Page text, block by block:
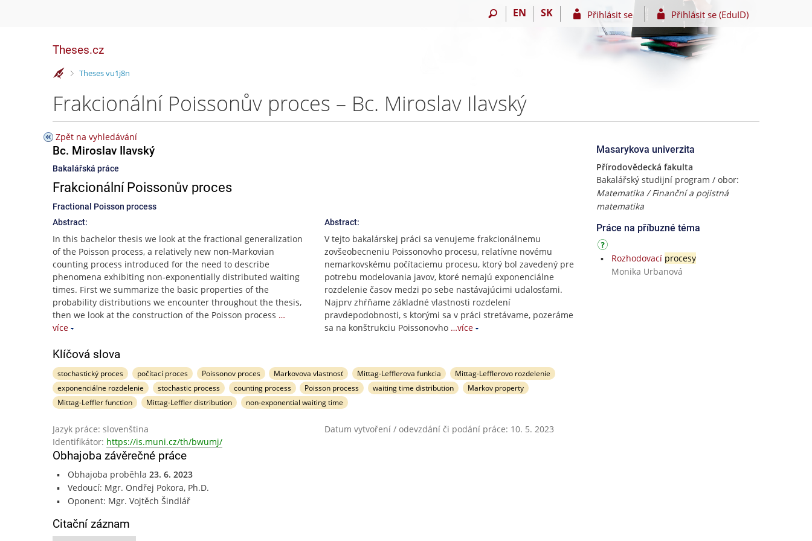
EN SK Přihlásit se Přihlásit se (EduID)
Theses.cz
>
Theses vu1j8n
Frakcionální Poissonův proces – Bc. Miroslav Ilavský
Zpět na vyhledávání
Bc. Miroslav Ilavský
Bakalářská práce
Frakcionální Poissonův proces
Fractional Poisson process
Abstract:
In this bachelor thesis we look at the fractional generalization
of the Poisson process, a relatively new non-Markovian
counting process introduced for the need to describe
phenomena exhibiting non-exponentially distributed waiting
times. First we summarize the basic properties of the
probability distributions we encounter throughout the thesis,
then we look at the construction of the Poisson process …
více
Abstract:
V tejto bakalárskej práci sa venujeme frakcionálnemu
zovšeobecneniu Poissonovho procesu, relatívne novému
nemarkovskému počítaciemu procesu, ktorý bol zavedený pre
potrebu modelovania javov, ktoré nemajú exponenciálne
rozdelenie časov medzi po sebe nastávajúcimi udalosťami.
Najprv zhŕňame základné vlastnosti rozdelení
pravdepodobnosti, s ktorými sa v práci stretávame, pozeráme
sa na konštrukciu Poissonovho …více
Klíčová slova
stochastický proces počítací proces Poissonov proces Markovova vlastnosť Mittag-Lefflerova funkcia
Mittag-Lefflerovo rozdelenie
exponenciálne rozdelenie
stochastic process counting process Poisson process waiting time distribution
Markov property
Mittag-Leffler function
Mittag-Leffler distribution non-exponential waiting time
Jazyk práce: slovenština
Datum vytvoření / odevzdání či podání práce: 10. 5. 2023
Identifikátor: https://is.muni.cz/th/bwumj/
Obhajoba závěrečné práce
Obhajoba proběhla 23. 6. 2023
Vedoucí: Mgr. Ondřej Pokora, Ph.D.
Oponent: Mgr. Vojtěch Šindlář
Citační záznam
Masarykova univerzita
Přírodovědecká fakulta
Bakalářský studijní program / obor:
Matematika / Finanční a pojistná
matematika
Práce na příbuzné téma
Rozhodovací procesy
Monika Urbanová